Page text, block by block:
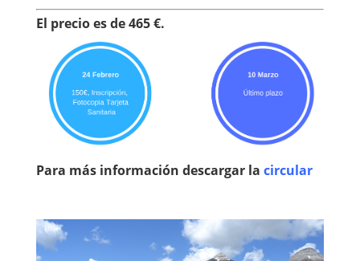
El precio es de 465 €.
Para más información descargar la circular